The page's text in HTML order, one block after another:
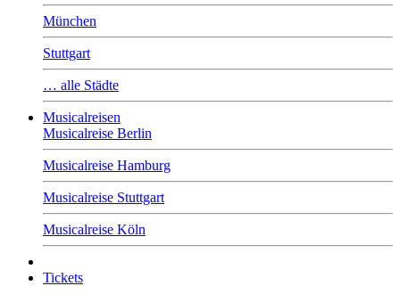
München
Stuttgart
… alle Städte
Musicalreisen
Musicalreise Berlin
Musicalreise Hamburg
Musicalreise Stuttgart
Musicalreise Köln
Tickets